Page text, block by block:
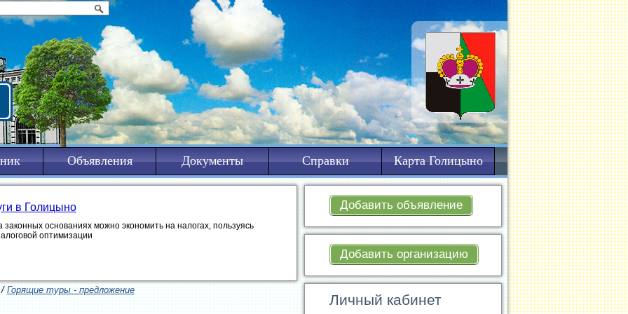
Объявления Документы Справки Карта Голицыно
Добавить объявление
Добавить организацию
Личный кабинет
в Голицыно
законных основаниях можно экономить на налогах, пользуясь
оптимизации
Горящие туры - предложение